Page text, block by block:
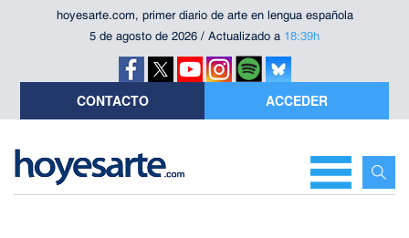
hoyesarte.com, primer diario de arte en lengua española
5 de agosto de 2026 / Actualizado a 18:39h
CONTACTO ACCEDER